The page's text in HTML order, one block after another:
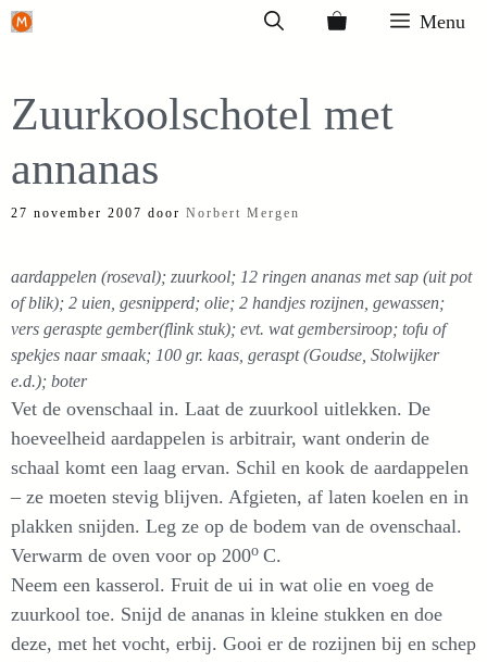
Ga
inhoud
Menu
Zuurkoolschotel met
annanas
27 november 2007 door Norbert Mergen
aardappelen (roseval); zuurkool; 12 ringen ananas met sap (uit pot
of blik); 2 uien, gesnipperd; olie; 2 handjes rozijnen, gewassen;
vers geraspte gember(flink stuk); evt. wat gembersiroop; tofu of
spekjes naar smaak; 100 gr. kaas, geraspt (Goudse, Stolwijker
e.d.); boter
Vet de ovenschaal in. Laat de zuurkool uitlekken. De
hoeveelheid aardappelen is arbitrair, want onderin de
schaal komt een laag ervan. Schil en kook de aardappelen
– ze moeten stevig blijven. Afgieten, af laten koelen en in
plakken snijden. Leg ze op de bodem van de ovenschaal.
Verwarm de oven voor op 200o C.
Neem een kasserol. Fruit de ui in wat olie en voeg de
zuurkool toe. Snijd de ananas in kleine stukken en doe
deze, met het vocht, erbij. Gooi er de rozijnen bij en schep